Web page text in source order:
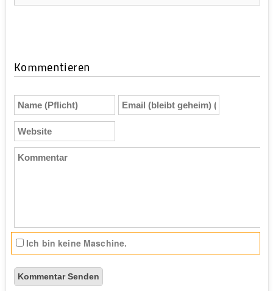
Kommentieren
Name
(Pflicht)
Email
(bleibt
Website
Kommentar
Ich bin keine Maschine.